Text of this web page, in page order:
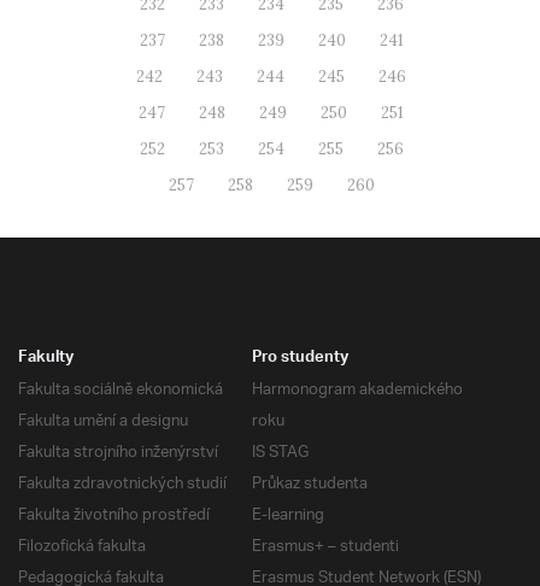
232
233 234 235
236
237
238 239 240
241
242
243 244 245
246
247
248 249 250
251
252
253 254 255
256
257
258 259 260
Fakulty
Fakulta sociálně ekonomická
Fakulta umění a designu
Fakulta strojního inženýrství
Fakulta zdravotnických studií
Fakulta životního prostředí
Filozofická fakulta
Pedagogická fakulta
Pro studenty
Harmonogram akademického
roku
IS STAG
Průkaz studenta
E-learning
Erasmus+ – studenti
Erasmus Student Network (ESN)